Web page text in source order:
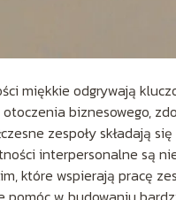
miękkie odgrywają
biznesowego,
zespoły składają
interpersonalne są
które wspierają pracę